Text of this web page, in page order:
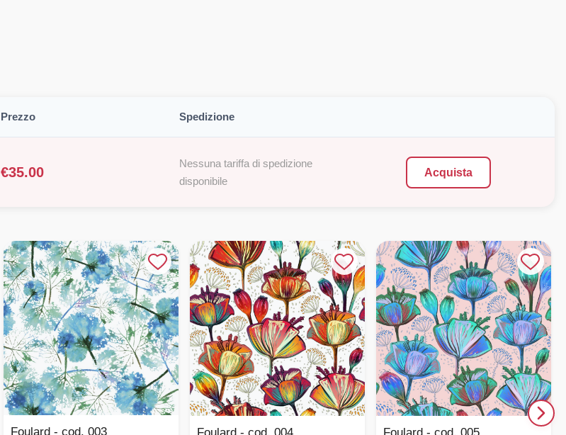
Prezzo Spedizione
€35.00
Nessuna tariffa di spedizione
disponibile
Acquista
Foulard - cod. 003 Foulard - cod. 004 Foulard - cod. 005